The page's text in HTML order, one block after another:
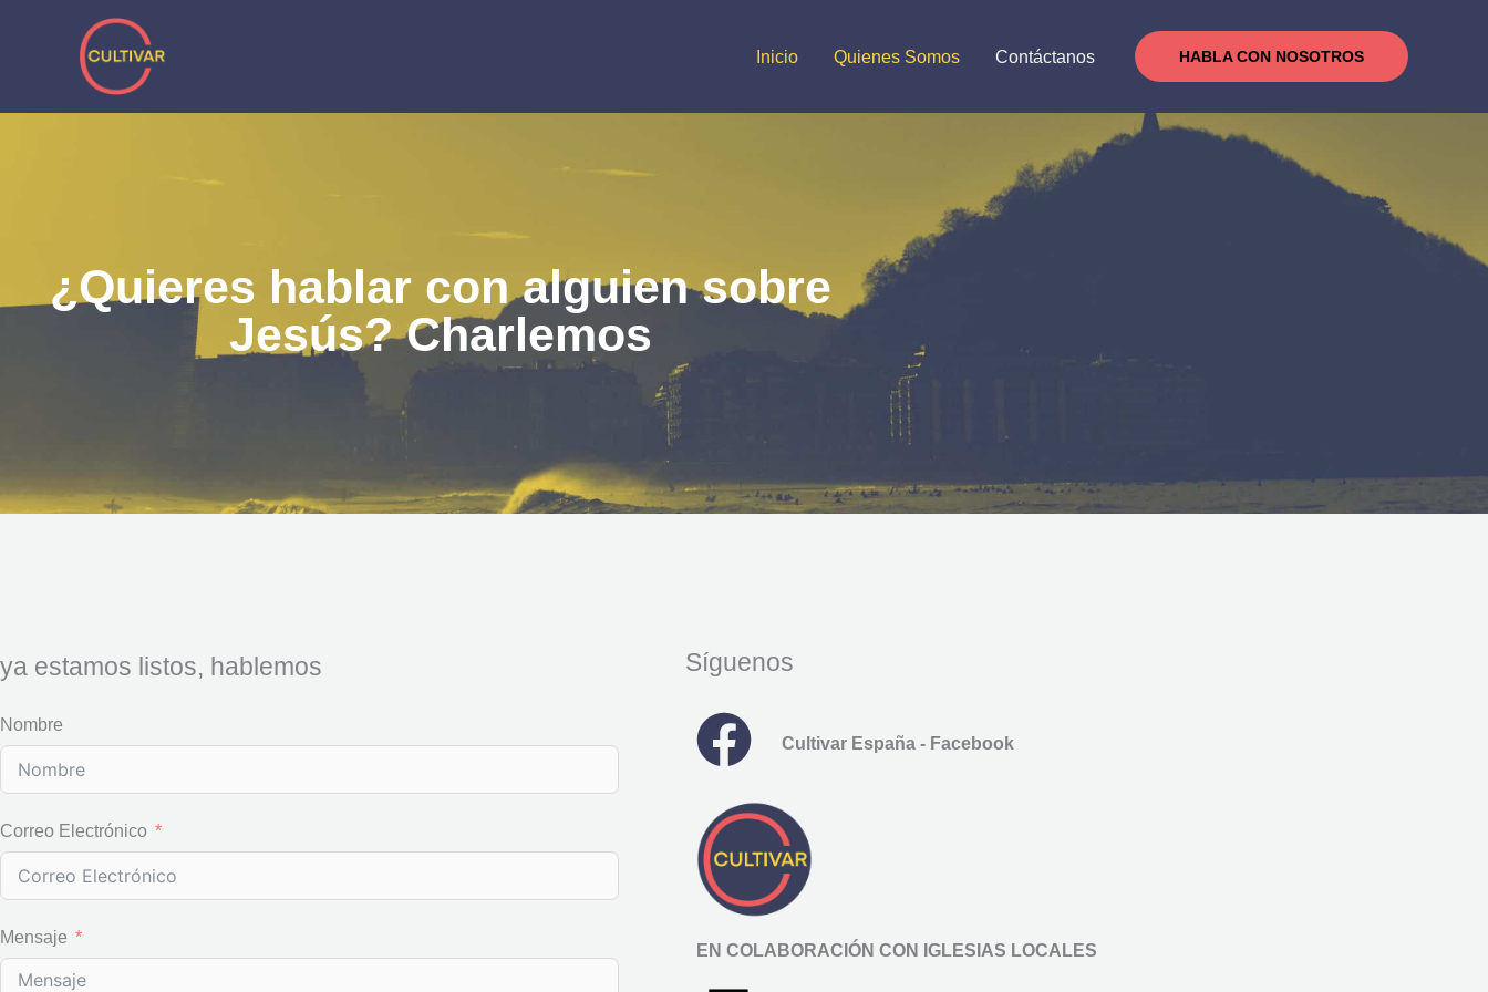
Inicio Quienes Somos Contáctanos HABLA CON NOSOTROS
¿Quieres hablar con alguien sobre
Jesús? Charlemos
ya estamos listos, hablemos
Nombre
Correo Electrónico
Mensaje
Síguenos
Cultivar España - Facebook
EN COLABORACIÓN CON IGLESIAS LOCALES